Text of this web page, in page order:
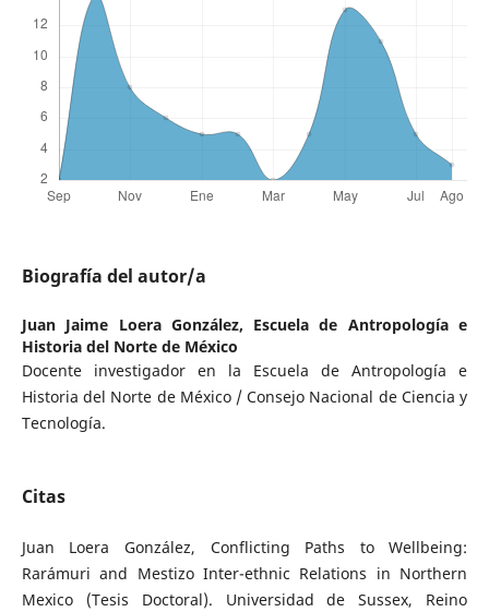
Biografía del autor/a
Juan Jaime Loera González, Escuela de Antropología e
Historia del Norte de México
Docente investigador en la Escuela de Antropología e
Historia del Norte de México / Consejo Nacional de Ciencia y
Tecnología.
Citas
Juan Loera González, Conflicting Paths to Wellbeing:
Rarámuri and Mestizo Inter-ethnic Relations in Northern
Mexico (Tesis Doctoral). Universidad de Sussex, Reino